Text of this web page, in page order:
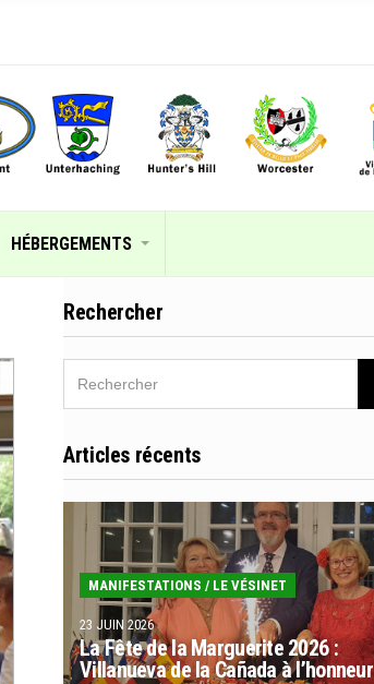
HÉBERGEMENTS
Rechercher
Articles récents
MANIFESTATIONS / LE VÉSINET
23 JUIN 2026
La Fête de la Marguerite 2026 :
Villanueva de la Cañada à l’honneur